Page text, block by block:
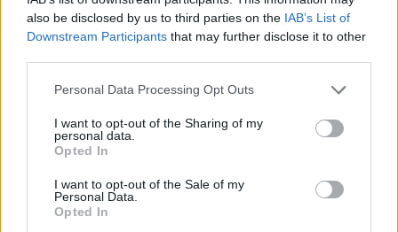
also be disclosed by us to third parties on the IAB’s List of
Downstream Participants that may further disclose it to other
Personal Data Processing Opt Outs
I want to opt-out of the Sharing of my
personal data.
Opted In
I want to opt-out of the Sale of my
Personal Data.
Opted In
του Λογαριασμού Αγροτικής Εστίας
06/08/2026 - 17:40 ΟΙΚΟΝΟΜΙΑ
Κυβερνητική Επιτροπή Βιομηχανίας- Κ. Μητσοτάκης:
Στρατηγική προτεραιότητα η ενίσχυση της
06/08/2026 - 17:18 ΠΟΛΙΤΙΚΗ
Από τις 28 Αυγούστου η ψηφιακή ενεργοποίηση της
Κάρτας Αγρότη μέσω της ΕΑΕ 2026
06/08/2026 - 16:51